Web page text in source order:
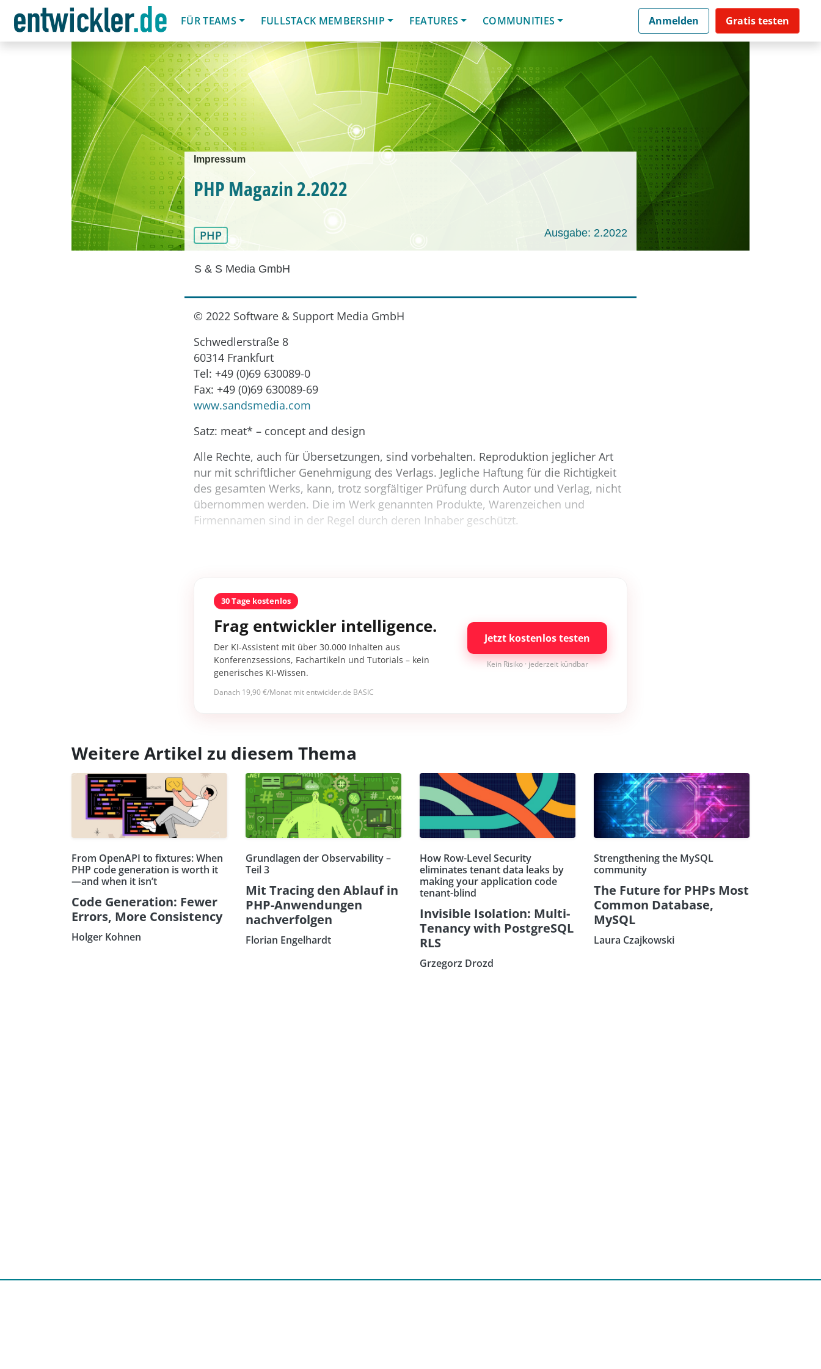
FÜR TEAMS
FULLSTACK MEMBERSHIP FEATURES COMMUNITIES Anmelden Gratis testen
Impressum
PHP Magazin 2.2022
PHP Ausgabe: 2.2022
S & S Media GmbH
© 2022 Software & Support Media GmbH
Schwedlerstraße 8
60314 Frankfurt
Tel: +49 (0)69 630089-0
Fax: +49 (0)69 630089-69
www.sandsmedia.com
Satz: meat* – concept and design
Alle Rechte, auch für Übersetzungen, sind vorbehalten. Reproduktion jeglicher Art
nur mit schriftlicher Genehmigung des Verlags. Jegliche Haftung für die Richtigkeit
des gesamten Werks, kann, trotz sorgfältiger Prüfung durch Autor und Verlag, nicht
übernommen werden. Die im Werk genannten Produkte, Warenzeichen und
Firmennamen sind in der Regel durch deren Inhaber geschützt.
30 Tage kostenlos
Frag entwickler intelligence.
Der KI-Assistent mit über 30.000 Inhalten aus
Konferenzsessions, Fachartikeln und Tutorials – kein
generisches KI-Wissen.
Danach 19,90 €/Monat mit entwickler.de BASIC
Jetzt kostenlos testen
Kein Risiko · jederzeit kündbar
Weitere Artikel zu diesem Thema
From OpenAPI to fixtures: When
PHP code generation is worth it
—and when it isn’t
Code Generation: Fewer
Errors, More Consistency
Holger Kohnen
Grundlagen der Observability –
Teil 3
Mit Tracing den Ablauf in
PHP-Anwendungen
nachverfolgen
Florian Engelhardt
How Row-Level Security
eliminates tenant data leaks by
making your application code
tenant-blind
Invisible Isolation: Multi-
Tenancy with PostgreSQL
RLS
Grzegorz Drozd
Strengthening the MySQL
community
The Future for PHPs Most
Common Database,
MySQL
Laura Czajkowski